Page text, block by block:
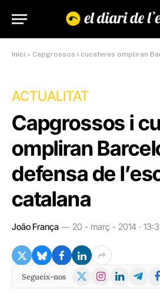
Inici » Capgrossos i cucaferes ompliran Barcelona
ACTUALITAT
Capgrossos i
ompliran
defensa de
catalana
João França 20 - març - 2014 ·
Segueix-nos
X
Instagram
LinkedIn